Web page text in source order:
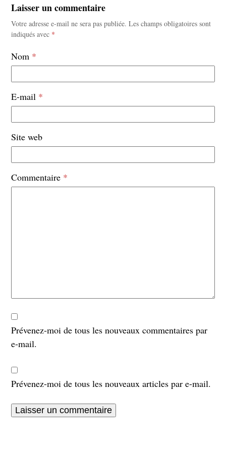
Laisser un commentaire
Votre adresse e-mail ne sera pas publiée. Les champs obligatoires sont
indiqués avec *
Nom *
E-mail *
Site web
Commentaire *
Prévenez-moi de tous les nouveaux commentaires par
e-mail.
Prévenez-moi de tous les nouveaux articles par e-mail.